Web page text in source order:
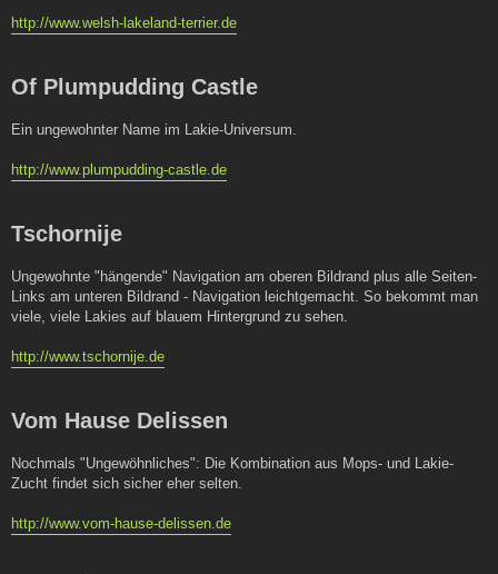
http://www.welsh-lakeland-terrier.de
Of Plumpudding Castle
Ein ungewohnter Name im Lakie-Universum.
http://www.plumpudding-castle.de
Tschornije
Ungewohnte "hängende" Navigation am oberen Bildrand plus alle Seiten-
Links am unteren Bildrand - Navigation leichtgemacht. So bekommt man
viele, viele Lakies auf blauem Hintergrund zu sehen.
http://www.tschornije.de
Vom Hause Delissen
Nochmals "Ungewöhnliches": Die Kombination aus Mops- und Lakie-
Zucht findet sich sicher eher selten.
http://www.vom-hause-delissen.de